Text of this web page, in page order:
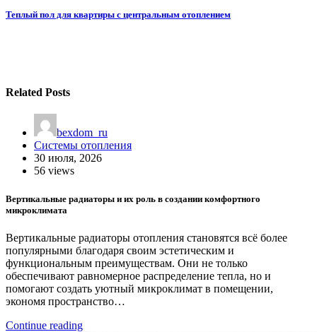
по
Теплый пол для квартиры с центральным отоплением
Related Posts
bexdom_ru
Системы отопления
30 июля, 2026
56 views
Вертикальные радиаторы и их роль в создании комфортного
микроклимата
Вертикальные радиаторы отопления становятся всё более
популярными благодаря своим эстетическим и
функциональным преимуществам. Они не только
обеспечивают равномерное распределение тепла, но и
помогают создать уютный микроклимат в помещении,
экономя пространство…
Continue reading